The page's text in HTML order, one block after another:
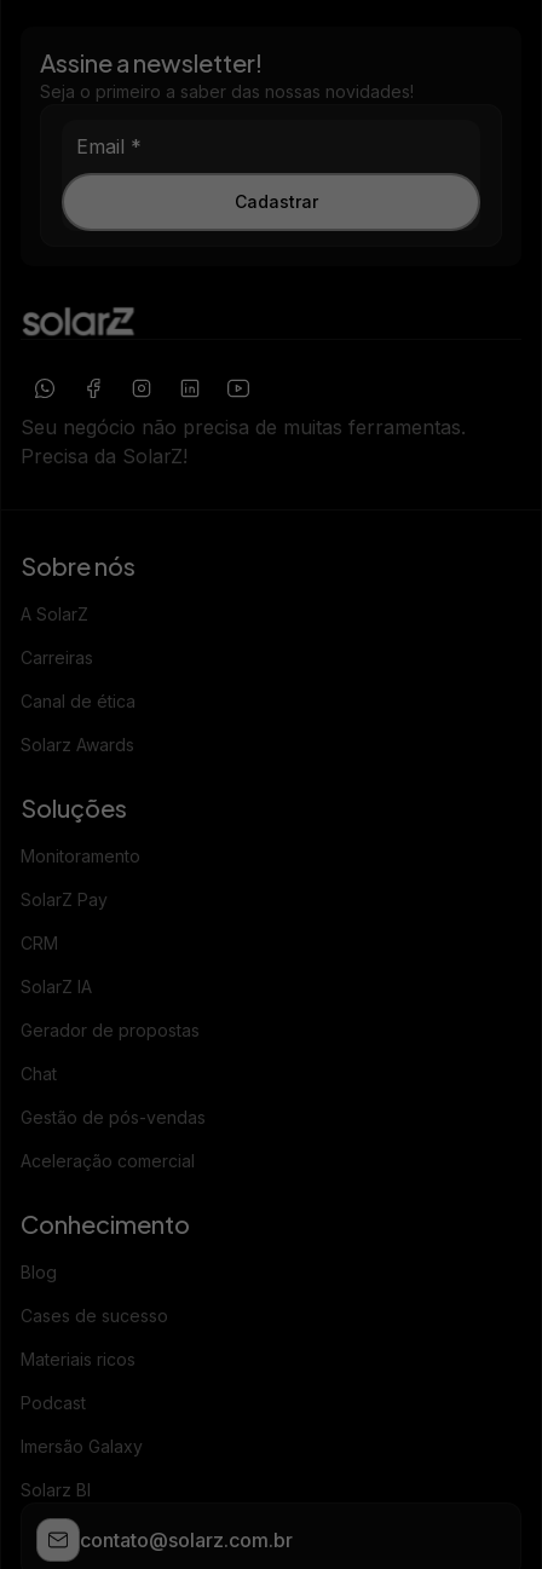
Assine a newsletter!
Seja o primeiro a saber das nossas novidades!
Cadastrar
Seu negócio não precisa de muitas ferramentas.
Precisa da SolarZ!
Sobre nós
A SolarZ
Carreiras
Canal de ética
Solarz Awards
Soluções
Monitoramento
SolarZ Pay
CRM
SolarZ IA
Gerador de propostas
Chat
Gestão de pós-vendas
Aceleração comercial
Conhecimento
Blog
Cases de sucesso
Materiais ricos
Podcast
Imersão Galaxy
Solarz BI
contato@solarz.com.br